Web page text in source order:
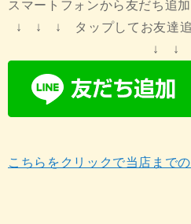
スマートフォンから友だち追
↓ ↓ ↓ タップしてお友達追
↓ ↓
こちらをクリックで当店まで